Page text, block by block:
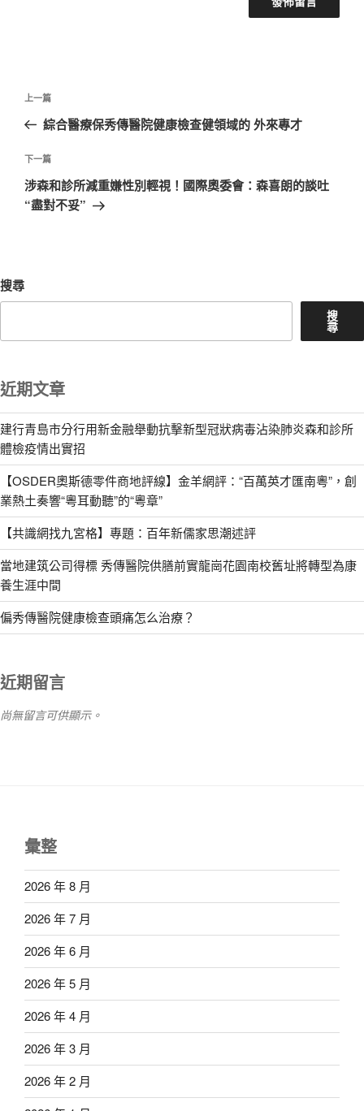
文
導
覽
上
一
文
章
上一篇
綜合醫療保秀傳醫院健康檢查健領域的 外來專才
下
一
篇
下一篇
涉森和診所減重嫌性別輕視！國際奧委會：森喜朗的談吐
“盡對不妥”
搜尋
搜
尋
近期文章
建行青島市分行用新金融舉動抗擊新型冠狀病毒沾染肺炎森和診所
體檢疫情出實招
【OSDER奧斯德零件商地評線】金羊網評：“百萬英才匯南粵”，創
業熱土奏響“粵耳動聽”的“粵章”
【共識網找九宮格】專題：百年新儒家思潮述評
當地建筑公司得標 秀傳醫院供膳前實龍崗花園南校舊址將轉型為康
養生涯中間
偏秀傳醫院健康檢查頭痛怎么治療？
近期留言
尚無留言可供顯示。
彙整
2026 年 8 月
2026 年 7 月
2026 年 6 月
2026 年 5 月
2026 年 4 月
2026 年 3 月
2026 年 2 月